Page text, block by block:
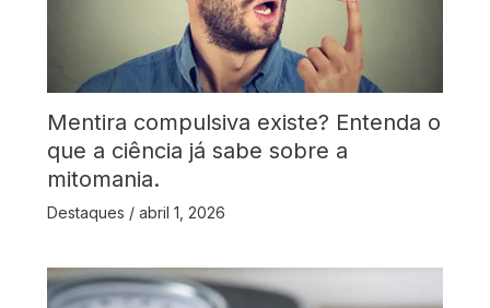
Mentira compulsiva existe? Entenda o
que a ciência já sabe sobre a
mitomania.
Destaques / abril 1, 2026